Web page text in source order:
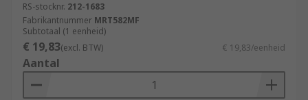
RS-stocknr. 212-1683
Fabrikantnummer MRT582MF
Subtotaal (1 eenheid)
€ 19,83(excl. BTW) € 19,83/eenheid
Aantal